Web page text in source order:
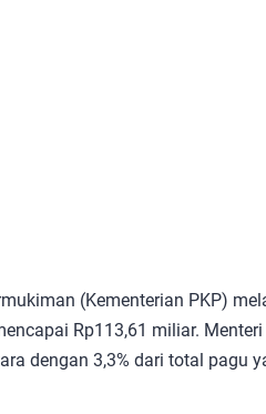
(Kementerian PKP)
Rp113,61 miliar.
dengan 3,3% dari total pagu